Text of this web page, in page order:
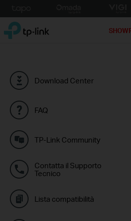
TP-Link, Reliably Smart
Download Center
FAQ
TP-Link Community
Contatta il Supporto
Tecnico
Lista compatibilità